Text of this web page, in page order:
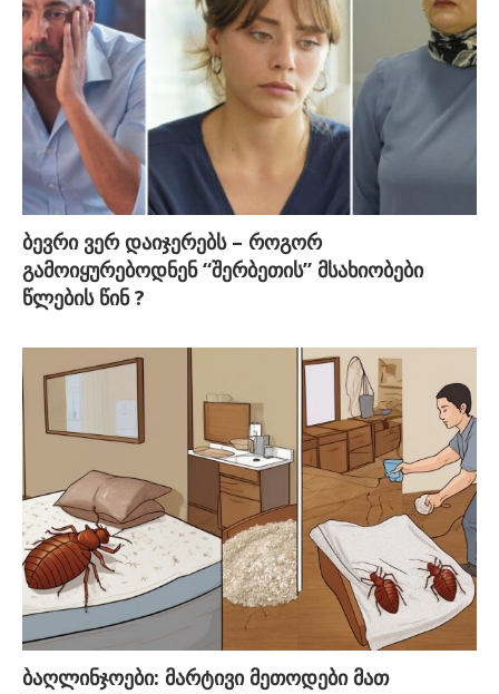
ბევრი ვერ დაიჯერებს – როგორ
გამოიყურებოდნენ “შერბეთის” მსახიობები
წლების წინ ?
ბაღლინჯოები: მარტივი მეთოდები მათ